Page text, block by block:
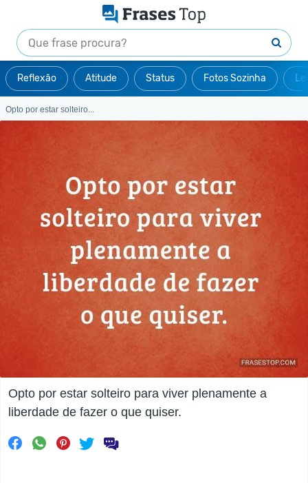
Reflexão Atitude Status Fotos Sozinha
Opto por estar solteiro...
Opto por estar solteiro para viver plenamente a
liberdade de fazer o que quiser.